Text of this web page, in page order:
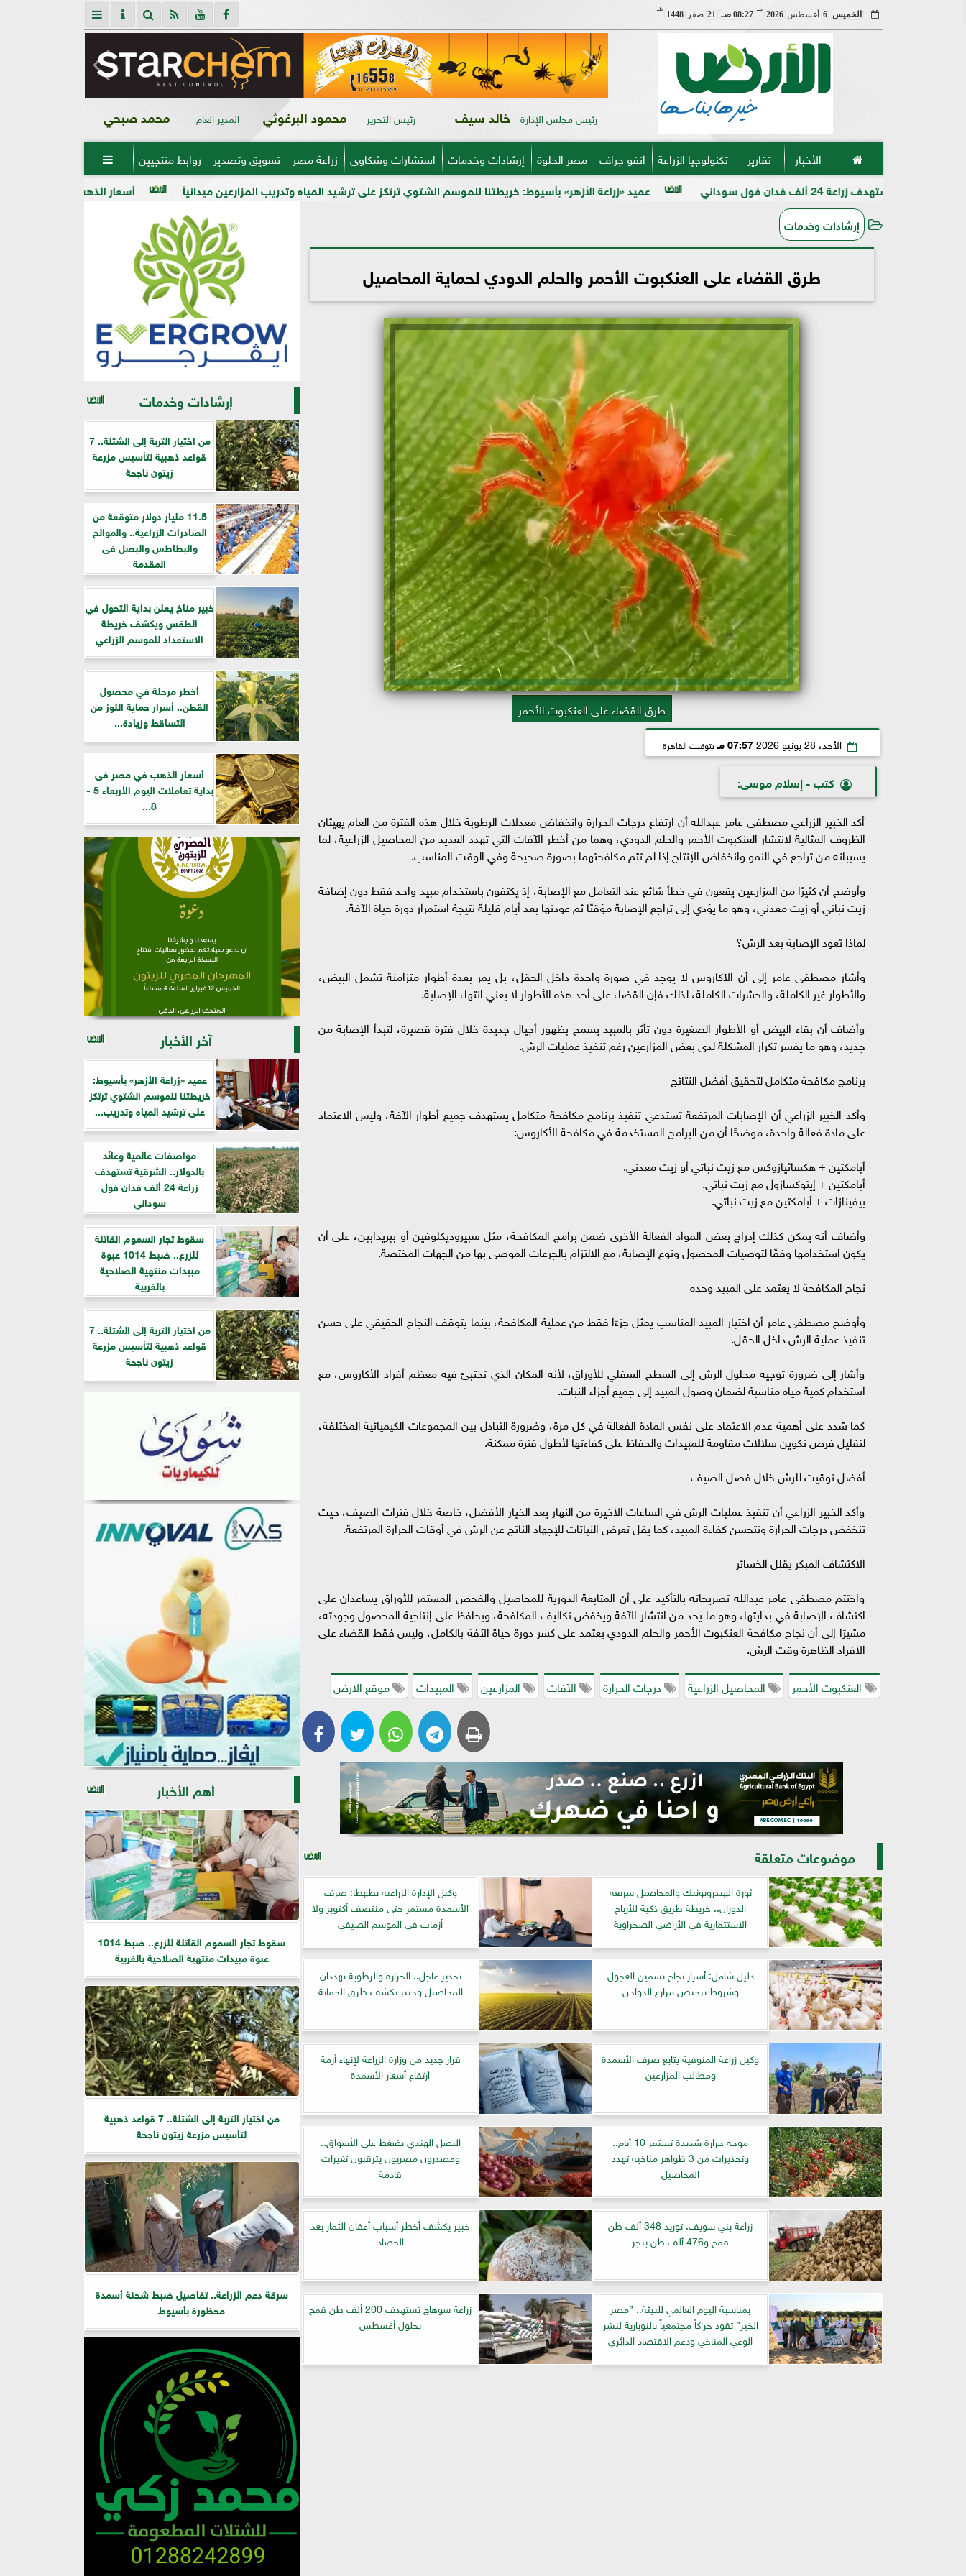
الخميس 6 أغسطس2026
مـ
08:27 صـ 21 صفر 1448
هـ
رئيس مجلس الإدارة خالد سيف رئيس التحرير محمود البرغوثي المدير العام محمد صبحي
الأخبار تقارير تكنولوجيا الزراعة انفو جراف مصر الحلوة إرشادات وخدمات استشارات وشكاوى زراعة مصر تسويق وتصدير روابط منتجيين 
أسعار الذهب في مصر فى بداية تعاملات اليوم الأربعاء 5 عميد «زراعة الأزهر» بأسيوط: خريطتنا للموسم الشتوي ترتكز على ترشيد المياه وتدريب المزارعين ميدانياً
إرشادات وخدمات
طرق القضاء على العنكبوت الأحمر والحلم الدودي لحماية المحاصيل
طرق القضاء على العنكبوت الأحمر
الأحد، 28 يونيو 2026 07:57 مـ بتوقيت القاهرة
كتب - إسلام موسى:
أكد الخبير الزراعي مصطفى عامر عبدالله أن ارتفاع درجات الحرارة وانخفاض معدلات الرطوبة خلال هذه الفترة من العام يهيئان
الظروف المثالية لانتشار العنكبوت الأحمر والحلم الدودي، وهما من أخطر الآفات التي تهدد العديد من المحاصيل الزراعية، لما
يسببانه من تراجع في النمو وانخفاض الإنتاج إذا لم تتم مكافحتهما بصورة صحيحة وفي الوقت المناسب.
وأوضح أن كثيرًا من المزارعين يقعون في خطأ شائع عند التعامل مع الإصابة، إذ يكتفون باستخدام مبيد واحد فقط دون إضافة
زيت نباتي أو زيت معدني، وهو ما يؤدي إلى تراجع الإصابة مؤقتًا ثم عودتها بعد أيام قليلة نتيجة استمرار دورة حياة الآفة.
لماذا تعود الإصابة بعد الرش؟
وأشار مصطفى عامر إلى أن الأكاروس لا يوجد في صورة واحدة داخل الحقل، بل يمر بعدة أطوار متزامنة تشمل البيض،
والأطوار غير الكاملة، والحشرات الكاملة، لذلك فإن القضاء على أحد هذه الأطوار لا يعني انتهاء الإصابة.
وأضاف أن بقاء البيض أو الأطوار الصغيرة دون تأثر بالمبيد يسمح بظهور أجيال جديدة خلال فترة قصيرة، لتبدأ الإصابة من
جديد، وهو ما يفسر تكرار المشكلة لدى بعض المزارعين رغم تنفيذ عمليات الرش.
برنامج مكافحة متكامل لتحقيق أفضل النتائج
وأكد الخبير الزراعي أن الإصابات المرتفعة تستدعي تنفيذ برنامج مكافحة متكامل يستهدف جميع أطوار الآفة، وليس الاعتماد
على مادة فعالة واحدة، موضحًا أن من البرامج المستخدمة في مكافحة الأكاروس:
أبامكتين + هكساثيازوكس مع زيت نباتي أو زيت معدني.
أبامكتين + إيتوكسازول مع زيت نباتي.
بيفينازات + أبامكتين مع زيت نباتي.
وأضاف أنه يمكن كذلك إدراج بعض المواد الفعالة الأخرى ضمن برامج المكافحة، مثل سبيروديكلوفين أو بيريدابين، على أن
يكون استخدامها وفقًا لتوصيات المحصول ونوع الإصابة، مع الالتزام بالجرعات الموصى بها من الجهات المختصة.
نجاح المكافحة لا يعتمد على المبيد وحده
وأوضح مصطفى عامر أن اختيار المبيد المناسب يمثل جزءًا فقط من عملية المكافحة، بينما يتوقف النجاح الحقيقي على حسن
تنفيذ عملية الرش داخل الحقل.
وأشار إلى ضرورة توجيه محلول الرش إلى السطح السفلي للأوراق، لأنه المكان الذي تختبئ فيه معظم أفراد الأكاروس، مع
استخدام كمية مياه مناسبة لضمان وصول المبيد إلى جميع أجزاء النبات.
كما شدد على أهمية عدم الاعتماد على نفس المادة الفعالة في كل مرة، وضرورة التبادل بين المجموعات الكيميائية المختلفة،
لتقليل فرص تكوين سلالات مقاومة للمبيدات والحفاظ على كفاءتها لأطول فترة ممكنة.
أفضل توقيت للرش خلال فصل الصيف
وأكد الخبير الزراعي أن تنفيذ عمليات الرش في الساعات الأخيرة من النهار يعد الخيار الأفضل، خاصة خلال فترات الصيف، حيث
تنخفض درجات الحرارة وتتحسن كفاءة المبيد، كما يقل تعرض النباتات للإجهاد الناتج عن الرش في أوقات الحرارة المرتفعة.
الاكتشاف المبكر يقلل الخسائر
واختتم مصطفى عامر عبدالله تصريحاته بالتأكيد على أن المتابعة الدورية للمحاصيل والفحص المستمر للأوراق يساعدان على
اكتشاف الإصابة في بدايتها، وهو ما يحد من انتشار الآفة ويخفض تكاليف المكافحة، ويحافظ على إنتاجية المحصول وجودته،
مشيرًا إلى أن نجاح مكافحة العنكبوت الأحمر والحلم الدودي يعتمد على كسر دورة حياة الآفة بالكامل، وليس فقط القضاء على
الأفراد الظاهرة وقت الرش.
العنكبوت الأحمر
المحاصيل الزراعية درجات الحرارة الآفات المزارعين المبيدات موقع الأرض
موضوعات متعلقة
ثورة الهيدروبونيك والمحاصيل سريعة
الدوران.. خريطة طريق ذكية للأرباح
الاستثمارية في الأراضي الصحراوية
وكيل الإدارة الزراعية بطهطا: صرف
الأسمدة مستمر حتى منتصف أكتوبر ولا
أزمات في الموسم الصيفي
دليل شامل: أسرار نجاح تسمين العجول
وشروط ترخيص مزارع الدواجن
تحذير عاجل.. الحرارة والرطوبة تهددان
المحاصيل وخبير يكشف طرق الحماية
وكيل زراعة المنوفية يتابع صرف الأسمدة
ومطالب المزارعين
قرار جديد من وزارة الزراعة لإنهاء أزمة
ارتفاع أسعار الأسمدة
موجة حرارة شديدة تستمر 10 أيام..
وتحذيرات من 3 ظواهر مناخية تهدد
المحاصيل
البصل الهندي يضغط على الأسواق..
ومصدرون مصريون يترقبون تغيرات
قادمة
زراعة بني سويف: توريد 348 ألف طن
قمح و476 ألف طن بنجر
خبير يكشف أخطر أسباب أعفان الثمار بعد
الحصاد
بمناسبة اليوم العالمي للبيئة.. ”مصر
الخير” تقود حراكاً مجتمعياً بالنوبارية لنشر
الوعي المناخي ودعم الاقتصاد الدائري
زراعة سوهاج تستهدف 200 ألف طن قمح
بحلول أغسطس
إرشادات وخدمات
من اختيار التربة إلى الشتلة.. 7
قواعد ذهبية لتأسيس مزرعة
زيتون ناجحة
11.5 مليار دولار متوقعة من
الصادرات الزراعية.. والموالح
والبطاطس والبصل فى
المقدمة
خبير مناخ يعلن بداية التحول في
الطقس ويكشف خريطة
الاستعداد للموسم الزراعي
أخطر مرحلة في محصول
القطن.. أسرار حماية اللوز من
التساقط وزيادة...
أسعار الذهب في مصر فى
بداية تعاملات اليوم الأربعاء 5 -
8...
آخر الأخبار
عميد «زراعة الأزهر» بأسيوط:
خريطتنا للموسم الشتوي ترتكز
على ترشيد المياه وتدريب...
مواصفات عالمية وعائد
بالدولار.. الشرقية تستهدف
زراعة 24 ألف فدان فول
سوداني
سقوط تجار السموم القاتلة
للزرع.. ضبط 1014 عبوة
مبيدات منتهية الصلاحية
بالغربية
من اختيار التربة إلى الشتلة.. 7
قواعد ذهبية لتأسيس مزرعة
زيتون ناجحة
أهم الأخبار
سقوط تجار السموم القاتلة للزرع.. ضبط 1014
عبوة مبيدات منتهية الصلاحية بالغربية
من اختيار التربة إلى الشتلة.. 7 قواعد ذهبية
لتأسيس مزرعة زيتون ناجحة
سرقة دعم الزراعة.. تفاصيل ضبط شحنة أسمدة
محظورة بأسيوط